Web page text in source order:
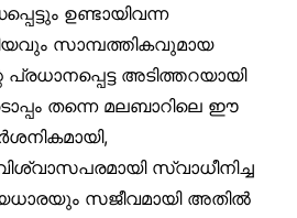
ഉണ്ടായിവന്ന
സാമ്പത്തികവുമായ
അടിത്തറയായി
തന്നെ മലബാറിലെ ഈ
സ്വാധീനിച്ച
സജീവമായി അതിൽ